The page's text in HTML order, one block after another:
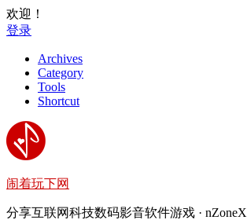
欢迎！
登录
Archives
Category
Tools
Shortcut
闹着玩下网
分享互联网科技数码影音软件游戏 · nZoneX